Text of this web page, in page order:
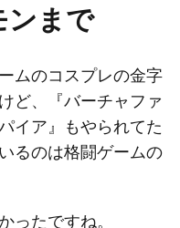
ンまで
のコスプレの金字
ど、『バーチャファ
イア』もやられてた
るのは格闘ゲームの
ったですね。